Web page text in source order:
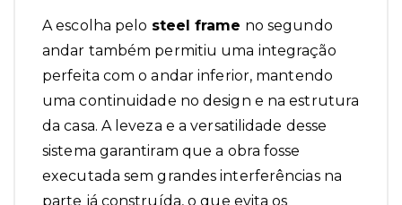
A escolha pelo steel frame no segundo
andar também permitiu uma integração
perfeita com o andar inferior, mantendo
uma continuidade no design e na estrutura
da casa. A leveza e a versatilidade desse
sistema garantiram que a obra fosse
executada sem grandes interferências na
parte já construída, o que evita os